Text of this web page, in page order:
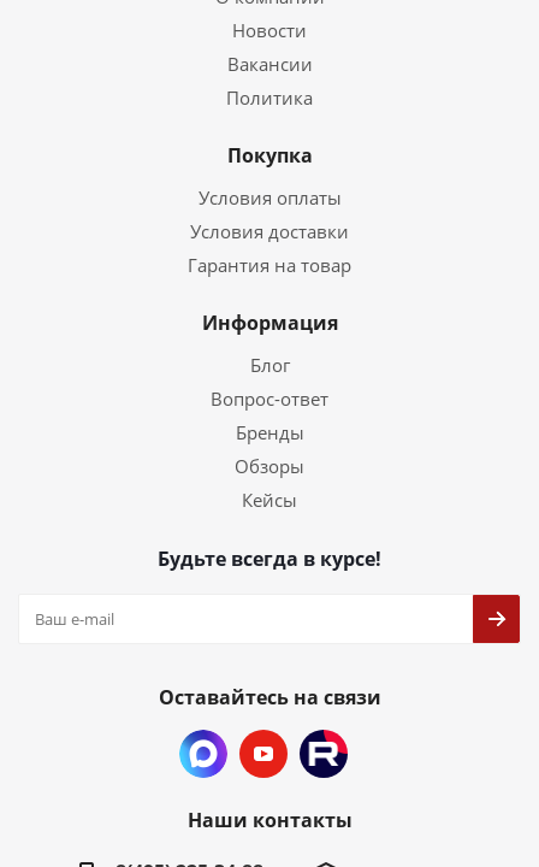
Новости
Вакансии
Политика
Покупка
Условия оплаты
Условия доставки
Гарантия на товар
Информация
Блог
Вопрос-ответ
Бренды
Обзоры
Кейсы
Будьте всегда в курсе!
Оставайтесь на связи
Наши контакты